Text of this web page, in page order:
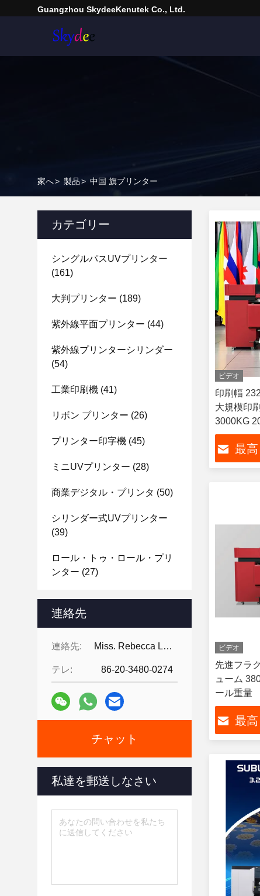
Guangzhou SkydeeKenutek Co., Ltd.
家へ> 製品> 中国 旗プリンター
カテゴリー
シングルパスUVプリンター
(161)
大判プリンター (189)
紫外線平面プリンター (44)
紫外線プリンターシリンダー
(54)
工業印刷機 (41)
リボン プリンター (26)
プリンター印字機 (45)
ミニUVプリンター (28)
商業デジタル・プリンタ (50)
シリンダー式UVプリンター
(39)
ロール・トゥ・ロール・プリ
ンター (27)
旗プリンター(18)
Dtgプリンター(10)
デジタル繊維印刷機(21)
プラズマ処理装置
連絡先
連絡先: Miss. Rebecca Lee
テレ: 86-20-3480-0274
チャット
私達を郵送しなさい
ビデオ
印刷幅
大規模印
3000KG
最
ビデオ
先進フラ
ューム
ール重量
最